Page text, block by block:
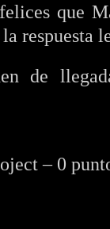
que
respuesta
de
– 0